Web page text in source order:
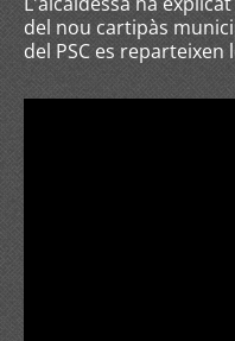
del nou cartipàs
del PSC es